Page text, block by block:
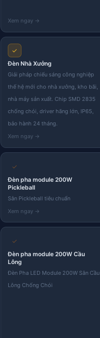
✓
Đèn Nhà Xưởng
Giải pháp chiếu sáng công nghiệp
thế hệ mới cho nhà xưởng, kho bãi,
nhà máy sản xuất. Chip SMD 2835
chống chói, driver hãng lớn, IP65,
bảo hành 24 tháng.
✓
Đèn pha module 200W
Pickleball
Sân Pickleball tiêu chuẩn
✓
Đèn pha module 200W Cầu
Lông
Đèn Pha LED Module 200W Sân Cầu
Lông Chống Chói